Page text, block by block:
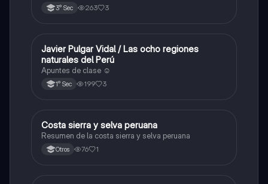
3° Sec 263 3
Otros
Javier Pulgar Vidal / Las ocho regiones
naturales del Perú
Apuntes de clase ☺️
1° Sec 199 3
Otros
Costa sierra y selva peruana
Resumen de la costa sierra y selva peruana
Otros 76 1